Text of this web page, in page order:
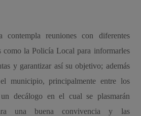
contempla reuniones con diferentes
como la Policía Local para informarles
y garantizar así su objetivo; además
municipio, principalmente entre los
decálogo en el cual se plasmarán
una buena convivencia y las